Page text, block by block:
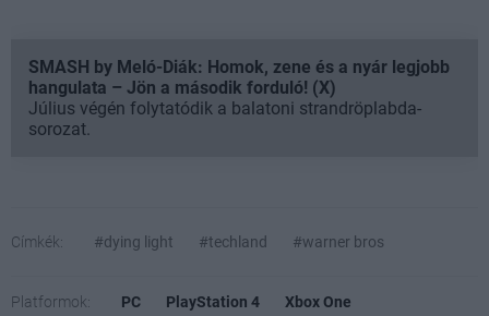
SMASH by Meló-Diák: Homok, zene és a nyár legjobb
hangulata – Jön a második forduló! (X)
Július végén folytatódik a balatoni strandröplabda-
sorozat.
Címkék: #dying light #techland #warner bros
Platformok: PC PlayStation 4 Xbox One